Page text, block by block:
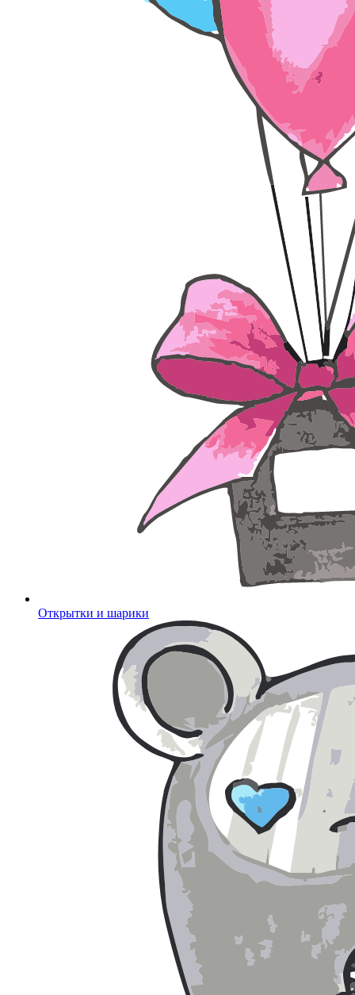
Открытки и шарики